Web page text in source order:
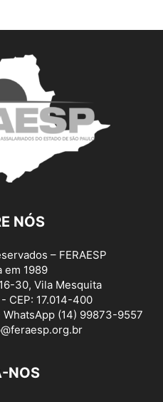
NÓS
– FERAESP
em 1989
30, Vila Mesquita
CEP: 17.014-400
(14) 99873-9557
NOS